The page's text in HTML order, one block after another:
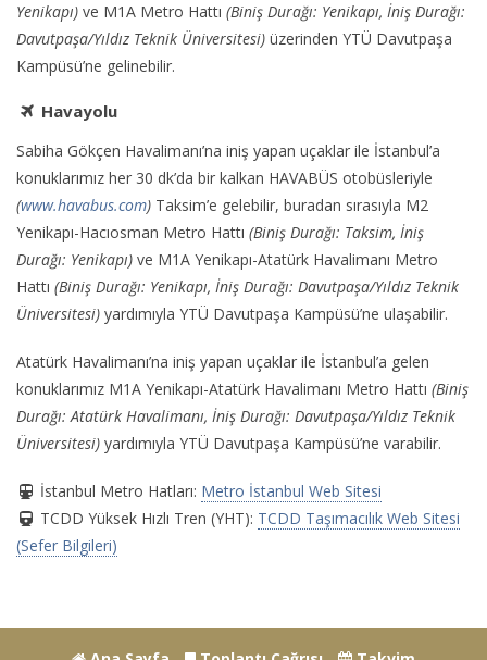
Galeri
Ulaşım
Yenikapı) ve M1A Metro Hattı (Biniş Durağı: Yenikapı, İniş Durağı:
Davutpaşa/Yıldız Teknik Üniversitesi) üzerinden YTÜ Davutpaşa
Kampüsü’ne gelinebilir.
Havayolu
Sabiha Gökçen Havalimanı’na iniş yapan uçaklar ile İstanbul’a
konuklarımız her 30 dk’da bir kalkan HAVABÜS otobüsleriyle
(www.havabus.com) Taksim’e gelebilir, buradan sırasıyla M2
Yenikapı-Hacıosman Metro Hattı (Biniş Durağı: Taksim, İniş
Durağı: Yenikapı) ve M1A Yenikapı-Atatürk Havalimanı Metro
Hattı (Biniş Durağı: Yenikapı, İniş Durağı: Davutpaşa/Yıldız Teknik
Üniversitesi) yardımıyla YTÜ Davutpaşa Kampüsü’ne ulaşabilir.
Atatürk Havalimanı’na iniş yapan uçaklar ile İstanbul’a gelen
konuklarımız M1A Yenikapı-Atatürk Havalimanı Metro Hattı (Biniş
Durağı: Atatürk Havalimanı, İniş Durağı: Davutpaşa/Yıldız Teknik
Üniversitesi) yardımıyla YTÜ Davutpaşa Kampüsü’ne varabilir.
İstanbul Metro Hatları: Metro İstanbul Web Sitesi
TCDD Yüksek Hızlı Tren (YHT): TCDD Taşımacılık Web Sitesi
(Sefer Bilgileri)